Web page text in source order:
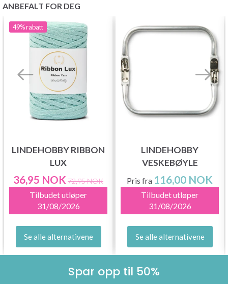
ANBEFALT FOR DEG
49%rabatt
LINDEHOBBY RIBBON
LUX
36,95 NOK 72,95 NOK
Tilbudet utløper
31/08/2026
Se alle alternativene
LINDEHOBBY
VESKEBØYLE
Pris fra 116,00 NOK
Tilbudet utløper
31/08/2026
Se alle alternativene
Spar opp til 50%